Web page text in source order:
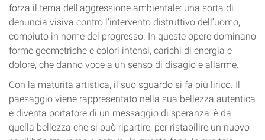
forza il tema dell’aggressione ambientale: una sorta di
denuncia visiva contro l’intervento distruttivo dell’uomo,
compiuto in nome del progresso. In queste opere dominano
forme geometriche e colori intensi, carichi di energia e
dolore, che danno voce a un senso di disagio e allarme.
Con la maturità artistica, il suo sguardo si fa più lirico. Il
paesaggio viene rappresentato nella sua bellezza autentica
e diventa portatore di un messaggio di speranza: è da
quella bellezza che si può ripartire, per ristabilire un nuovo